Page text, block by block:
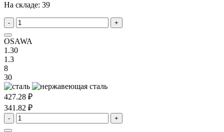
На складе: 39
- +
OSAWA
1.30
1.3
8
30
427.28 ₽
341.82 ₽
- +